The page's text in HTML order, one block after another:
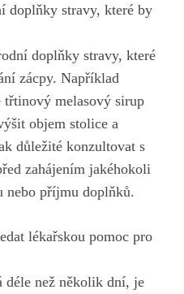
doplňky stravy, které by
doplňky stravy, které
zácpy. Například
melasový sirup
objem stolice a
důležité konzultovat s
zahájením jakéhokoli
nebo příjmu doplňků.
lékařskou pomoc pro
déle než několik dní, je